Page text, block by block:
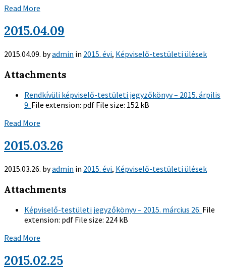
Read More
2015.04.09
2015.04.09. byadmin in 2015. évi, Képviselő-testületi ülések
Attachments
Rendkívüli képviselő-testületi jegyzőkönyv – 2015. árpilis
9. File extension: pdf File size: 152 kB
Read More
2015.03.26
2015.03.26. byadmin in 2015. évi, Képviselő-testületi ülések
Attachments
Képviselő-testületi jegyzőkönyv – 2015. március 26. File
extension: pdf File size: 224 kB
Read More
2015.02.25